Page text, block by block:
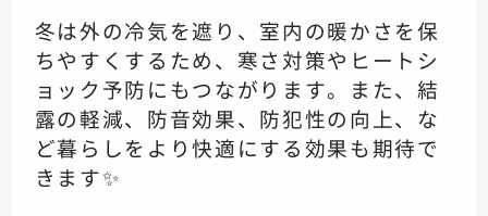
冬は外の冷気を遮り、室内の暖かさを保
ちやすくするため、寒さ対策やヒートシ
ョック予防にもつながります。また、結
露の軽減、防音効果、防犯性の向上、な
ど暮らしをより快適にする効果も期待で
きます✨